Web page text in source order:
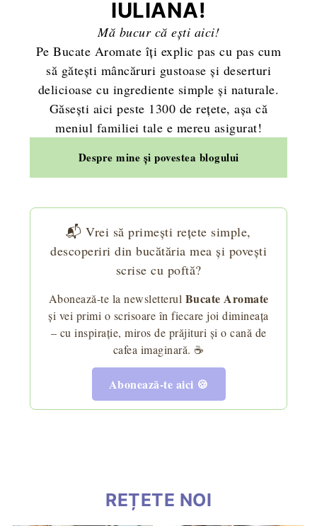
IULIANA!
Mă bucur că ești aici!
Pe Bucate Aromate îți explic pas cu pas cum
să gătești mâncăruri gustoase și deserturi
delicioase cu ingrediente simple și naturale.
Găsești aici peste 1300 de rețete, așa că
meniul familiei tale e mereu asigurat!
Despre mine și povestea blogului
📬 Vrei să primești rețete simple,
descoperiri din bucătăria mea și povești
scrise cu poftă?
Abonează-te la newsletterul Bucate Aromate
și vei primi o scrisoare în fiecare joi dimineața
– cu inspirație, miros de prăjituri și o cană de
cafea imaginară. ☕
Abonează-te aici 🍪
REȚETE NOI